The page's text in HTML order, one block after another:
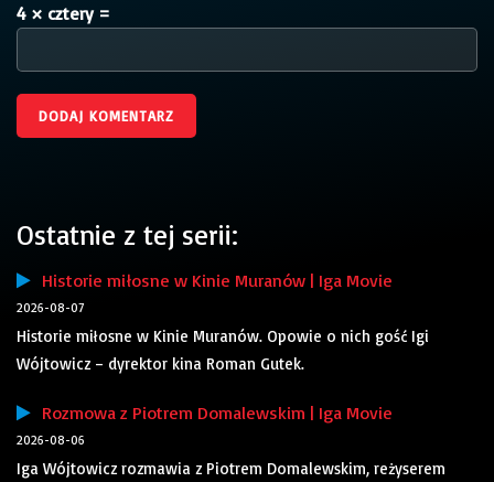
4 × cztery =
Ostatnie z tej serii:
Historie miłosne w Kinie Muranów | Iga Movie
2026-08-07
Historie miłosne w Kinie Muranów. Opowie o nich gość Igi
Wójtowicz – dyrektor kina Roman Gutek.
Rozmowa z Piotrem Domalewskim | Iga Movie
2026-08-06
Iga Wójtowicz rozmawia z Piotrem Domalewskim, reżyserem